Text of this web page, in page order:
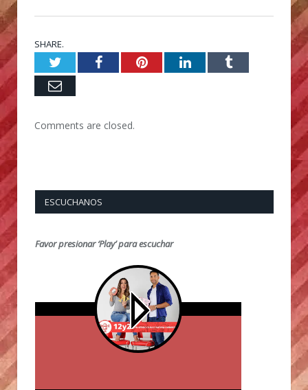
SHARE.
TwitterFacebookPinterestLinkedInTumblr
Email
Comments are closed.
ESCUCHANOS
Favor presionar ‘Play’ para escuchar